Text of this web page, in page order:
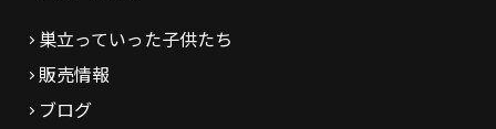
巣立っていった子供たち
販売情報
ブログ